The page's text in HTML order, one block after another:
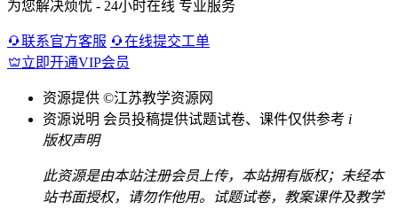
为您解决烦忧 - 24小时在线 专业服务
联系官方客服
在线提交工单
立即开通VIP会员
资源提供 ©江苏教学资源网
资源说明 会员投稿提供试题试卷、课件仅供参考 i
版权声明
此资源是由本站注册会员上传，本站拥有版权；未经本
站书面授权，请勿作他用。试题试卷，教案课件及教学